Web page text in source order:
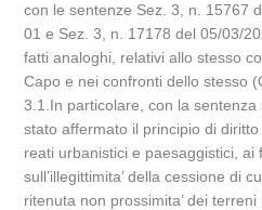
con le sentenze Sez. 3, n. 15767
01 e Sez. 3, n. 17178 del 05/03/
fatti analoghi, relativi allo stesso
Capo e nei confronti dello stesso
3.1.In particolare, con la sentenza
stato affermato il principio di
reati urbanistici e paesaggistici, ai
sull’illegittimita’ della cessione di
ritenuta non prossimita’ dei